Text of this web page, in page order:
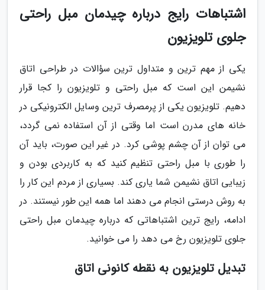
اشتباهات رایج درباره چیدمان مبل راحتی
جلوی تلویزیون
یکی از مهم ترین و متداول ترین سؤالات در طراحی اتاق
نشیمن این است که مبل راحتی و تلویزیون را کجا قرار
دهیم. تلویزیون یکی از پرمصرف ترین وسایل الکترونیکی در
خانه های مدرن است اما وقتی از آن استفاده نمی گردد،
می توان از آن چشم پوشی کرد. در غیر این صورت، باید آن
را طوری با مبل راحتی تنظیم کنید که به کاربردی بودن و
زیبایی اتاق نشیمن شما یاری کند. بسیاری از مردم این کار را
به روش درستی انجام می دهند اما همه این طور نیستند. در
ادامه، رایج ترین اشتباهاتی که درباره چیدمان مبل راحتی
جلوی تلویزیون رخ می دهد را می خوانید.
تبدیل تلویزیون به نقطه کانونی اتاق